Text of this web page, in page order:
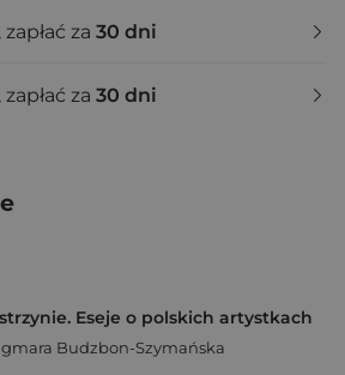
za 30 dni
za 30 dni
Eseje o polskich artystkach
Budzbon-Szymańska